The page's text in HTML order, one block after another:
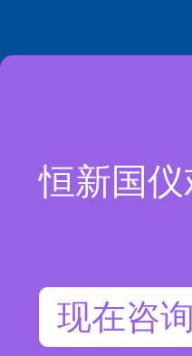
恒新国
现在咨询